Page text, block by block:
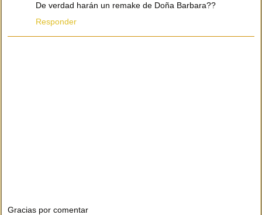
De verdad harán un remake de Doña Barbara??
Responder
Gracias por comentar